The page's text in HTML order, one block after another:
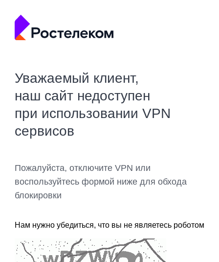
Уважаемый клиент,
наш сайт недоступен
при использовании VPN
сервисов
Пожалуйста, отключите VPN или
воспользуйтесь формой ниже для обхода
блокировки
Нам нужно убедиться, что вы не являетесь роботом